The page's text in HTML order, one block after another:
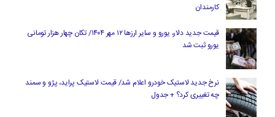
کارمندان
قیمت جدید دلار، یورو و سایر ارزها ۱۲ مهر ۱۴۰۴/ تکان چهار هزار تومانی
یورو ثبت شد
نرخ جدید لاستیک خودرو اعلام شد/ قیمت لاستیک پراید، پژو و سمند
چه تغییری کرد؟ + جدول